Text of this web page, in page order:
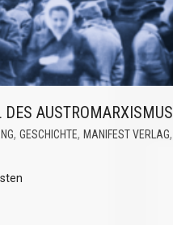
AUSTROMARXISMUS
, GESCHICHTE, MANIFEST VERLAG,